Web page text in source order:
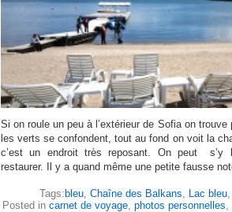
Si on roule un peu à l’extérieur de Sofia on
les verts se confondent, tout au fond on voit la
c’est un endroit très reposant. On peut s’y
restaurer. Il y a quand même une petite fausse
Tags:bleu Chaîne des Balkans Lac bleu
Posted in carnet de voyage photos personnelles